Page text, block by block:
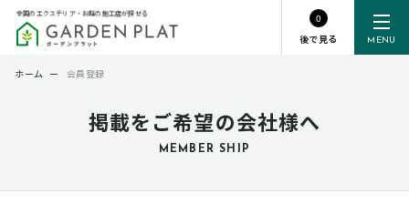
MENU
全国のエクステリア・お庭の施工店が探せる
0
後で見る
掲載をご希望の会社様へ
MEMBER SHIP
ホーム ー 会員登録